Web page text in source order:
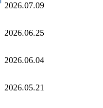
2026.07.09
2026.06.25
2026.06.04
2026.05.21